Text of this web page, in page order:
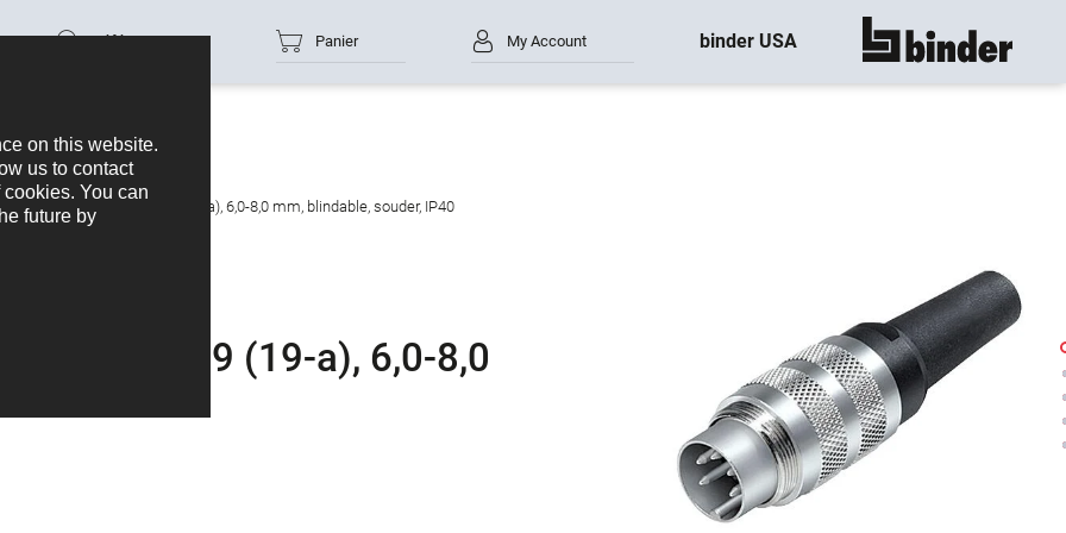
Référence Panier My Account binder USA montre tout
mâle, Contacts: 19 (19-a), 6,0-8,0 mm, blindable, souder, IP40
19 (19-a), 6,0-8,0